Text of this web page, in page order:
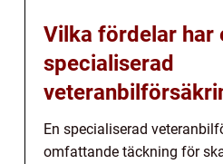
Vilka fördelar har
specialiserad
En specialiserad
omfattande täckning för